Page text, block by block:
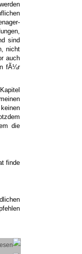
sind
nicht
auch
fÃ¼r
die
finde